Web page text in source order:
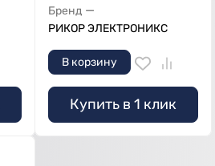
Бренд —
РИКОР ЭЛЕКТРОНИКС
В корзину
Купить в 1 клик